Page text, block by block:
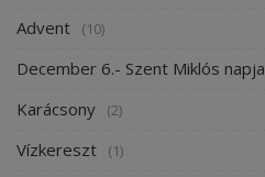
Advent (10)
December 6.- Szent Miklós napja
Karácsony (2)
Vízkereszt (1)